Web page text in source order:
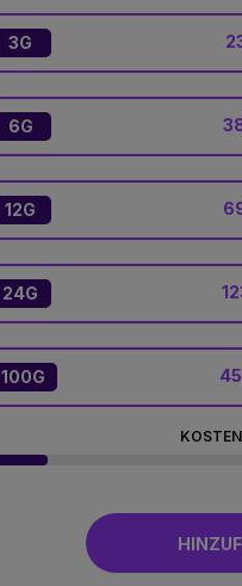
3G
6G
12G
24G
100G